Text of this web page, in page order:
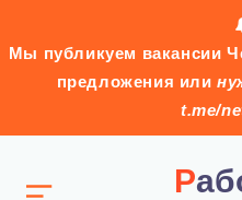
Мы публикуем вакансии
предложения или
t.me/
Работа в